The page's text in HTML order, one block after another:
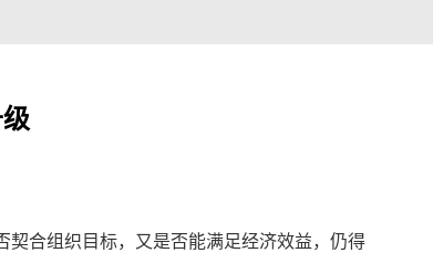
合组织目标，又是否能满足经济效益，仍得